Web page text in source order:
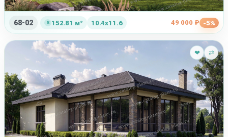
68-02 152.81 м² 10.4x11.6 49 000 ₽ -5%
❤ ⇄